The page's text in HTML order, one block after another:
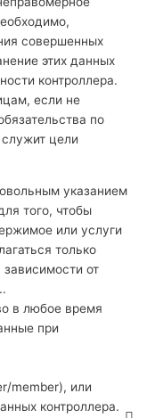
совершенных
этих данных
контроллера.
если не
по
цели
указанием
того, чтобы
или услуги
только
от
в любое время
при
member), или
контроллера.